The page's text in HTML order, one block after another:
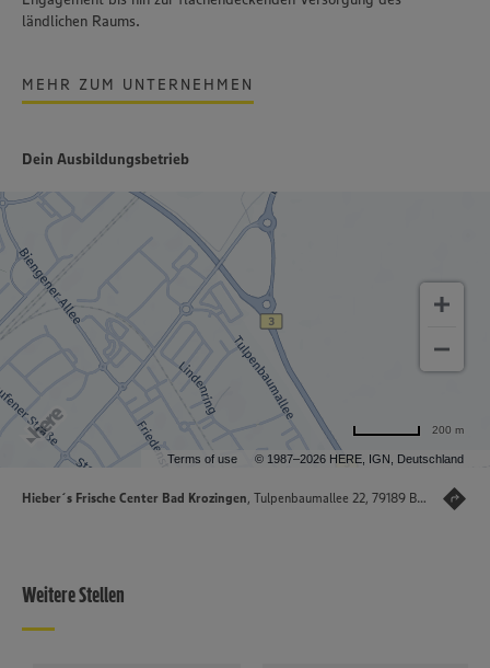
ländlichen Raums.
MEHR ZUM UNTERNEHMEN
Dein Ausbildungsbetrieb
Terms of use © 1987–2026 HERE, IGN, Deutschland
200 m
Hieber´s Frische Center Bad Krozingen, Tulpenbaumallee 22, 79189 Bad Krozingen
Weitere Stellen